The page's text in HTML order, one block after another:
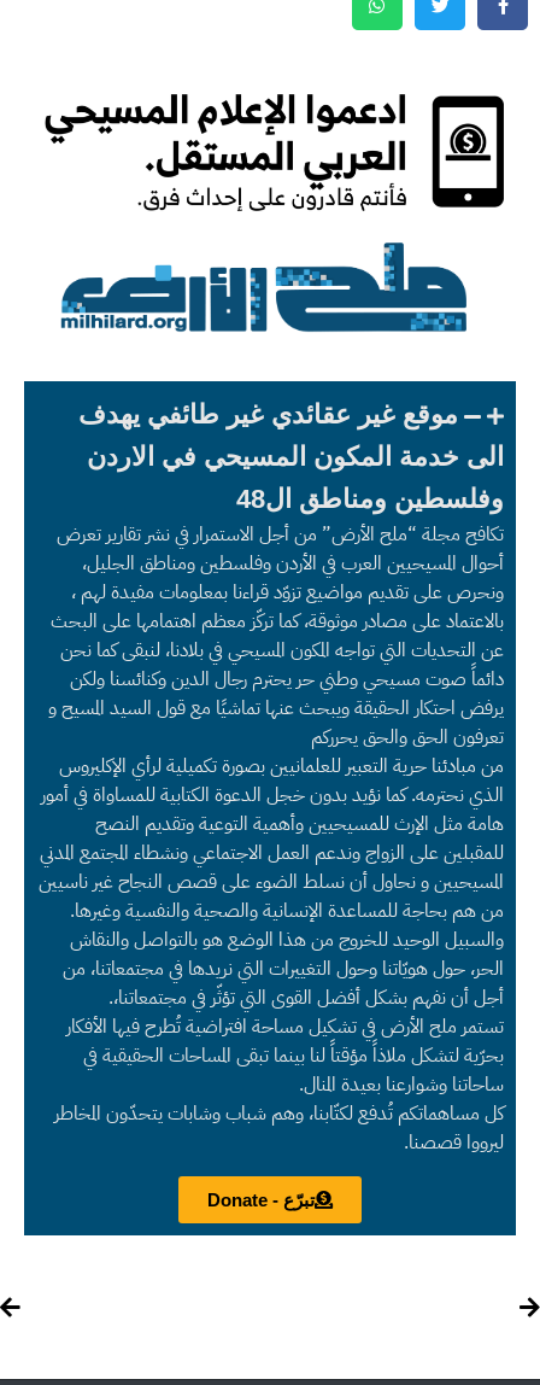
موقع غير عقائدي غير طائفي يهدف
الى خدمة المكون المسيحي في الاردن
وفلسطين ومناطق ال48
تكافح مجلة “ملح الأرض” من أجل الاستمرار في نشر تقارير تعرض
أحوال المسيحيين العرب في الأردن وفلسطين ومناطق الجليل،
ونحرص على تقديم مواضيع تزوّد قراءنا بمعلومات مفيدة لهم ،
بالاعتماد على مصادر موثوقة، كما تركّز معظم اهتمامها على البحث
عن التحديات التي تواجه المكون المسيحي في بلادنا، لنبقى كما نحن
دائماً صوت مسيحي وطني حر يحترم رجال الدين وكنائسنا ولكن
يرفض احتكار الحقيقة ويبحث عنها تماشيًا مع قول السيد المسيح و
تعرفون الحق والحق يحرركم
من مبادئنا حرية التعبير للعلمانيين بصورة تكميلية لرأي الإكليروس
الذي نحترمه. كما نؤيد بدون خجل الدعوة الكتابية للمساواة في أمور
هامة مثل الإرث للمسيحيين وأهمية التوعية وتقديم النصح
للمقبلين على الزواج وندعم العمل الاجتماعي ونشطاء المجتمع المدني
المسيحيين و نحاول أن نسلط الضوء على قصص النجاح غير ناسيين
من هم بحاجة للمساعدة الإنسانية والصحية والنفسية وغيرها.
والسبيل الوحيد للخروج من هذا الوضع هو بالتواصل والنقاش
الحر، حول هويّاتنا وحول التغييرات التي نريدها في مجتمعاتنا، من
أجل أن نفهم بشكل أفضل القوى التي تؤثّر في مجتمعاتنا،.
تستمر ملح الأرض في تشكيل مساحة افتراضية تُطرح فيها الأفكار
بحرّية لتشكل ملاذاً مؤقتاً لنا بينما تبقى المساحات الحقيقية في
ساحاتنا وشوارعنا بعيدة المنال.
كل مساهماتكم تُدفع لكتّابنا، وهم شباب وشابات يتحدّون المخاطر
ليرووا قصصنا.
تبرّع - Donate